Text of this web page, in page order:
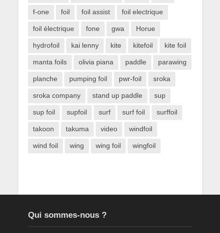
f-one foil foil assist foil electrique
foil électrique fone gwa Horue
hydrofoil kai lenny kite kitefoil kite foil
manta foils olivia piana paddle parawing
planche pumping foil pwr-foil sroka
sroka company stand up paddle sup
sup foil supfoil surf surf foil surffoil
takoon takuma video windfoil
wind foil wing wing foil wingfoil
Qui sommes-nous ?